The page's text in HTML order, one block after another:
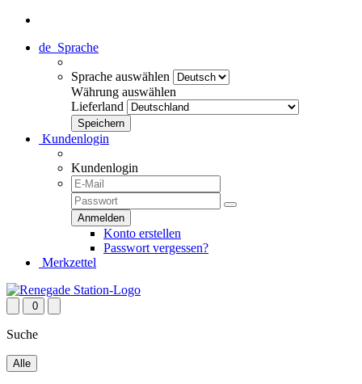
de Sprache
Sprache auswählen
Währung auswählen
Lieferland
Kundenlogin
Kundenlogin
Konto erstellen
Passwort vergessen?
Merkzettel
0
Suche
Alle